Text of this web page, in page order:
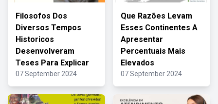
Filosofos Dos
Diversos Tempos
Historicos
Desenvolveram
Teses Para Explicar
07 September 2024
Que Razões Levam
Esses Continentes A
Apresentar
Percentuais Mais
Elevados
07 September 2024